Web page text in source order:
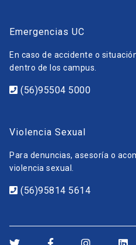
Emergencias UC
En caso de accidente o
dentro de los campus.
(56)95504 5000
Violencia Sexual
Para denuncias, asesoría o
violencia sexual.
(56)95814 5614